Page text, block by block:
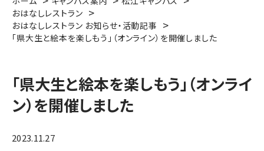
おはなしレストラン
おはなしレストラン お知らせ・活動記事
「県大生と絵本を楽しもう」（オンライン）を開催しました
「県大生と絵本を楽しもう」（オンライ
ン）を開催しました
2023.11.27